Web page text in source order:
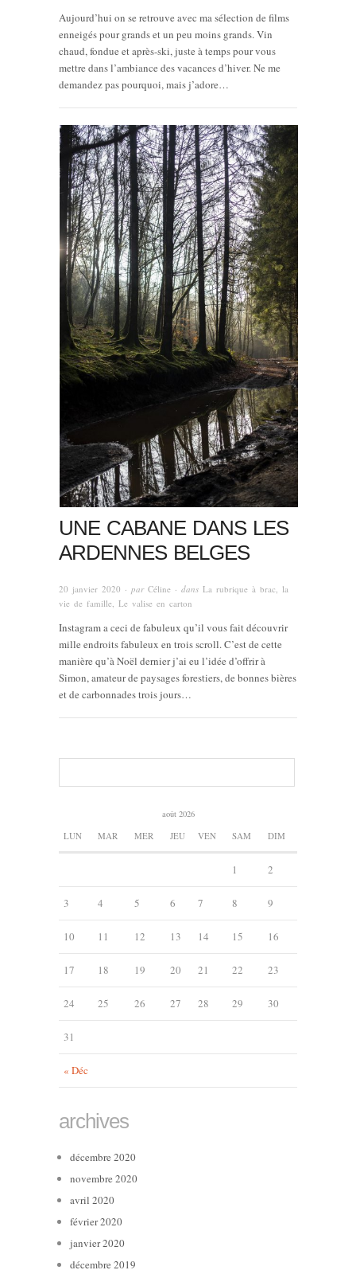
Aujourd’hui on se retrouve avec ma sélection de films
enneigés pour grands et un peu moins grands. Vin
chaud, fondue et après-ski, juste à temps pour vous
mettre dans l’ambiance des vacances d’hiver. Ne me
demandez pas pourquoi, mais j’adore…
UNE CABANE DANS LES
ARDENNES BELGES
20 janvier 2020 · par Céline · dans La rubrique à brac
la
vie de famille Le valise en carton
Instagram a ceci de fabuleux qu’il vous fait découvrir
mille endroits fabuleux en trois scroll. C’est de cette
manière qu’à Noël dernier j’ai eu l’idée d’offrir à
Simon, amateur de paysages forestiers, de bonnes bières
et de carbonnades trois jours…
août 2026
LUN MAR MER JEU VEN SAM DIM
« Déc
1 2
3 4 5 6 7 8 9
10 11 12 13 14 15 16
17 18 19 20 21 22 23
24 25 26 27 28 29 30
31
archives
décembre 2020
novembre 2020
avril 2020
février 2020
janvier 2020
décembre 2019